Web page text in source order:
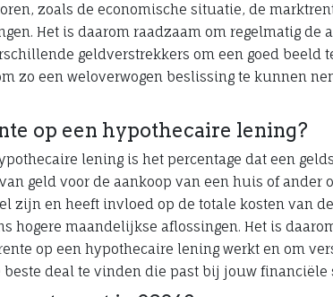
zoals de economische situatie, de
Het is daarom raadzaam om regelmatig de
geldverstrekkers om een goed beeld
zo een weloverwogen beslissing te kunnen
op een hypothecaire lening?
lening is het percentage dat een
geld voor de aankoop van een huis of ander
zijn en heeft invloed op de totale kosten van
hogere maandelijkse aflossingen. Het is
op een hypothecaire lening werkt en om
deal te vinden die past bij jouw financiële